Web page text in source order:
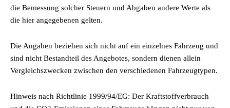
die Bemessung solcher Steuern und Abgaben andere Werte als
die hier angegebenen gelten.
Die Angaben beziehen sich nicht auf ein einzelnes Fahrzeug und
sind nicht Bestandteil des Angebotes, sondern dienen allein
Vergleichszwecken zwischen den verschiedenen Fahrzeugtypen.
Hinweis nach Richtlinie 1999/94/EG: Der Kraftstoffverbrauch